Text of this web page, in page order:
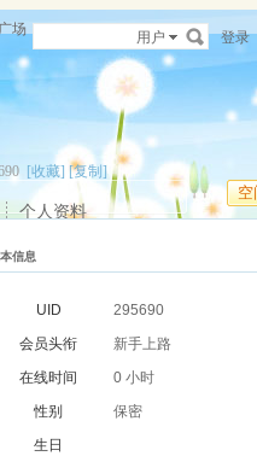
广场 用户 登录
[收藏] [复制]
空
个人资料
信息
UID
295690
会员头衔
新手上路
在线时间
0 小时
性别
保密
生日